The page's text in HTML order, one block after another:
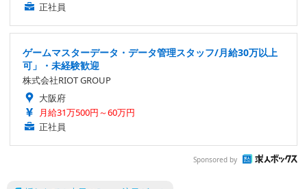
正社員
ゲームマスターデータ・データ管理スタッフ/月給30万以上
可」・未経験歓迎
株式会社RIOT GROUP
大阪府
月給31万500円～60万円
正社員
Sponsored by